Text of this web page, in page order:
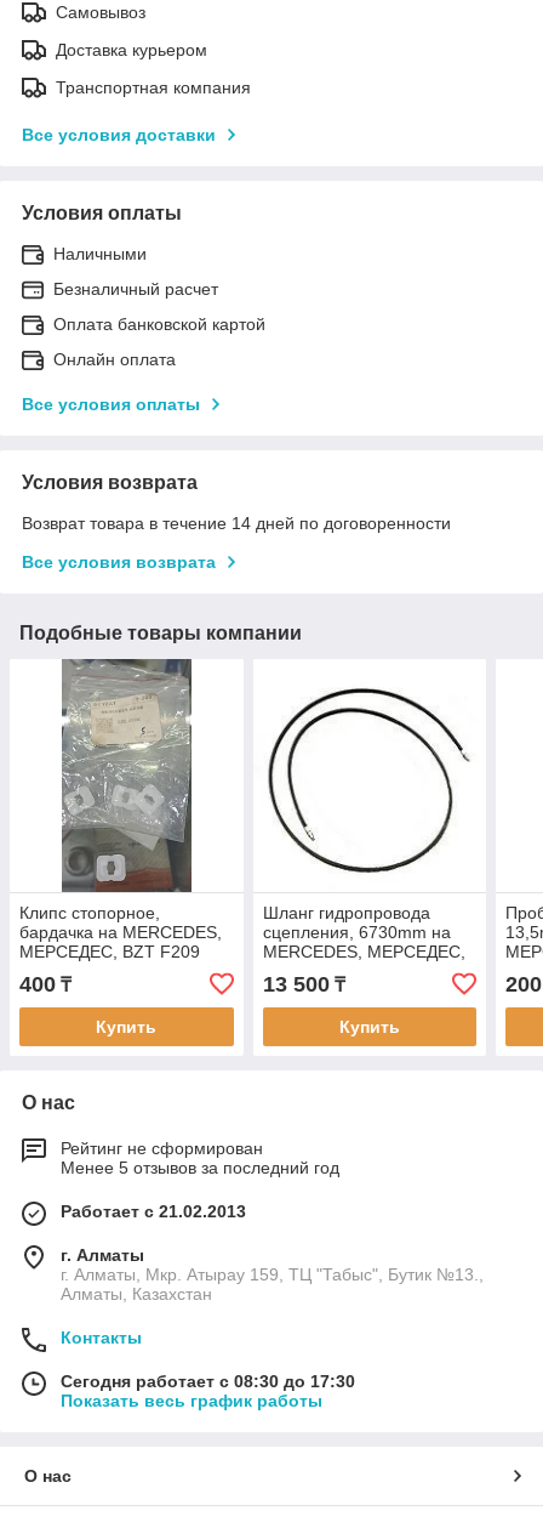
Самовывоз
Доставка курьером
Транспортная компания
Все условия доставки
Условия оплаты
Наличными
Безналичный расчет
Оплата банковской картой
Онлайн оплата
Все условия оплаты
Условия возврата
Возврат товара в течение 14 дней по договоренности
Все условия возврата
Подобные товары компании
Клипс стопорное,
бардачка на MERCEDES,
МЕРСЕДЕС, BZT F209
400 ₸
Купить
Шланг гидропровода
сцепления, 6730mm на
MERCEDES, МЕРСЕДЕС,
BZT 6730MM
13 500₸
Купить
200
О нас
Рейтинг не сформирован
Менее 5 отзывов за последний год
Работает с 21.02.2013
г. Алматы
г. Алматы, Мкр. Атырау 159, ТЦ "Табыс", Бутик №13.,
Алматы, Казахстан
Контакты
Сегодня работает с 08:30 до 17:30
Показать весь график работы
О нас